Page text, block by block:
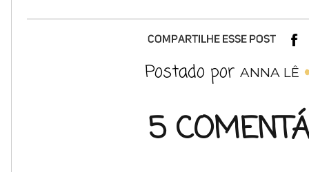
Postado por ANNA LÊ
5